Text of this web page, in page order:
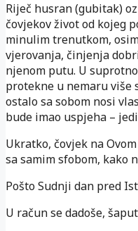
Riječ husran (gubitak)
čovjekov život od kojeg
minulim trenutkom,
vjerovanja, činjenja
njenom putu. U
protekne u nemaru više
ostalo sa sobom nosi
bude imao uspjeha –
Ukratko, čovjek na
sa samim sfobom, kako
Pošto Sudnji dan pred
U račun se dadoše,